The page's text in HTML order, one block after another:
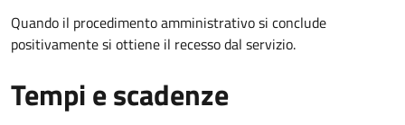
Quando il procedimento amministrativo si conclude
positivamente si ottiene il recesso dal servizio.
Tempi e scadenze